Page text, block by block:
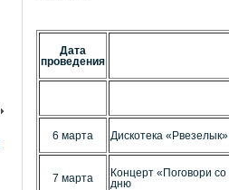
Дата
проведения
6 марта Дискотека «Рвезелык»
7 марта
Концерт «Поговори
дню